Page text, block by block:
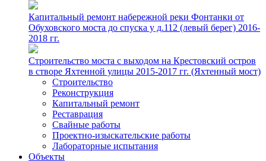
Капитальный ремонт набережной реки Фонтанки от
Обуховского моста до спуска у д.112 (левый берег) 2016-
2018 гг.
Строительство моста с выходом на Крестовский остров
в створе Яхтенной улицы 2015-2017 гг. (Яхтенный мост)
Строительство
Реконструкция
Капитальный ремонт
Реставрация
Свайные работы
Проектно-изыскательские работы
Лабораторные испытания
Объекты